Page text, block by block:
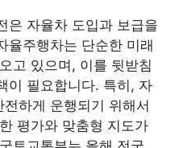
은 자율차 도입과 보급을
율주행차는 단순한 미래
고 있으며, 이를 뒷받침
이 필요합니다. 특히, 자
하게 운행되기 위해서
평가와 맞춤형 지도가